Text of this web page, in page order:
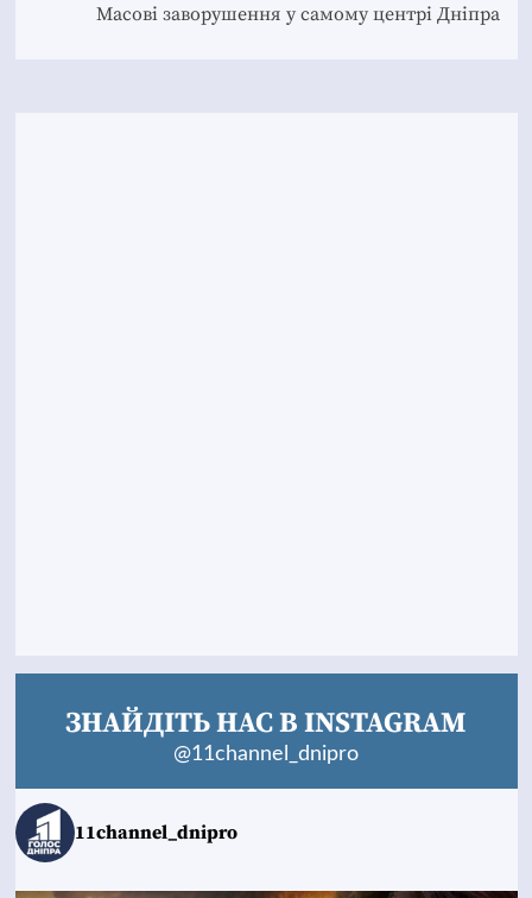
Масові заворушення у самому центрі Дніпра
ЗНАЙДІТЬ НАС В INSTAGRAM
@11channel_dnipro
11channel_dnipro